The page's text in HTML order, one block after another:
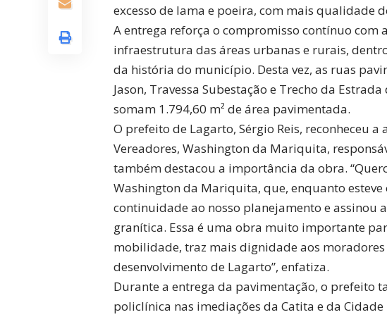
excesso de lama e poeira, com mais qualidade
A entrega reforça o compromisso contínuo com
infraestrutura das áreas urbanas e rurais,
da história do município. Desta vez, as ruas
Jason, Travessa Subestação e Trecho da
somam 1.794,60 m² de área pavimentada.
O prefeito de Lagarto, Sérgio Reis, reconheceu
Vereadores, Washington da Mariquita,
também destacou a importância da obra.
Washington da Mariquita, que, enquanto
continuidade ao nosso planejamento e assinou
granítica. Essa é uma obra muito importante
mobilidade, traz mais dignidade aos
desenvolvimento de Lagarto”, enfatiza.
Durante a entrega da pavimentação, o prefeito
policlínica nas imediações da Catita e da